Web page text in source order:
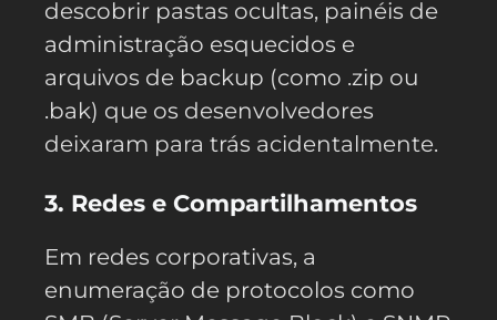
descobrir pastas ocultas, painéis de
administração esquecidos e
arquivos de backup (como .zip ou
.bak) que os desenvolvedores
deixaram para trás acidentalmente.
3. Redes e Compartilhamentos
Em redes corporativas, a
enumeração de protocolos como